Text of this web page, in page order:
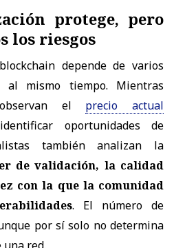
protege, pero
los riesgos
depende de varios
al mismo tiempo. Mientras
el precio actual
oportunidades de
también analizan la
de validación, la calidad
con la que la comunidad
. El número de
por sí solo no determina